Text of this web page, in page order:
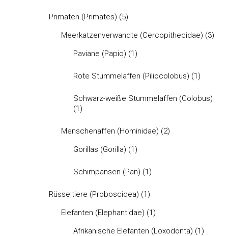
Primaten (Primates) (5)
Meerkatzenverwandte (Cercopithecidae) (3)
Paviane (Papio) (1)
Rote Stummelaffen (Piliocolobus) (1)
Schwarz-weiße Stummelaffen (Colobus)
(1)
Menschenaffen (Hominidae) (2)
Gorillas (Gorilla) (1)
Schimpansen (Pan) (1)
Rüsseltiere (Proboscidea) (1)
Elefanten (Elephantidae) (1)
Afrikanische Elefanten (Loxodonta) (1)